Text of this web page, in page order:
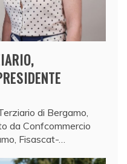
di Bergamo,
da Confcommercio
Fisascat-…